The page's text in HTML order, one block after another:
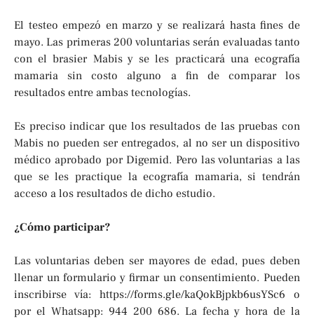
El testeo empezó en marzo y se realizará hasta fines de
mayo. Las primeras 200 voluntarias serán evaluadas tanto
con el brasier Mabis y se les practicará una ecografía
mamaria sin costo alguno a fin de comparar los
resultados entre ambas tecnologías.
Es preciso indicar que los resultados de las pruebas con
Mabis no pueden ser entregados, al no ser un dispositivo
médico aprobado por Digemid. Pero las voluntarias a las
que se les practique la ecografía mamaria, si tendrán
acceso a los resultados de dicho estudio.
¿Cómo participar?
Las voluntarias deben ser mayores de edad, pues deben
llenar un formulario y firmar un consentimiento. Pueden
inscribirse vía: https://forms.gle/kaQokBjpkb6usYSc6 o
por el Whatsapp: 944 200 686. La fecha y hora de la